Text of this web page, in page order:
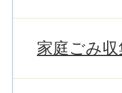
家庭ごみ